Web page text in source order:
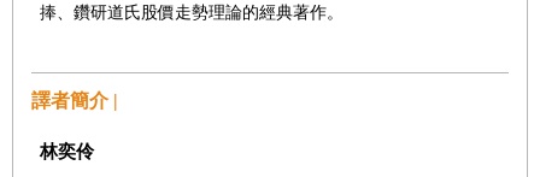
捧、鑽研道氏股價走勢理論的經典著作。
譯者簡介 |
林奕伶